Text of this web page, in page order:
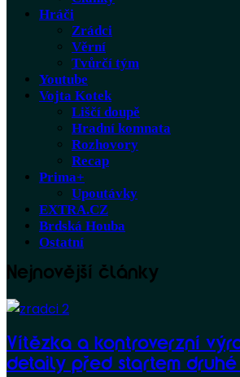
Hráči
Zrádci
Věrní
Tvůrčí tým
Youtube
Vojta Kotek
Liščí doupě
Hradní komnata
Rozhovory
Recap
Prima+
Upoutávky
EXTRA.CZ
Brdská Houba
Ostatní
Nejnovější články
Vítězka a kontroverzní
detaily před startem